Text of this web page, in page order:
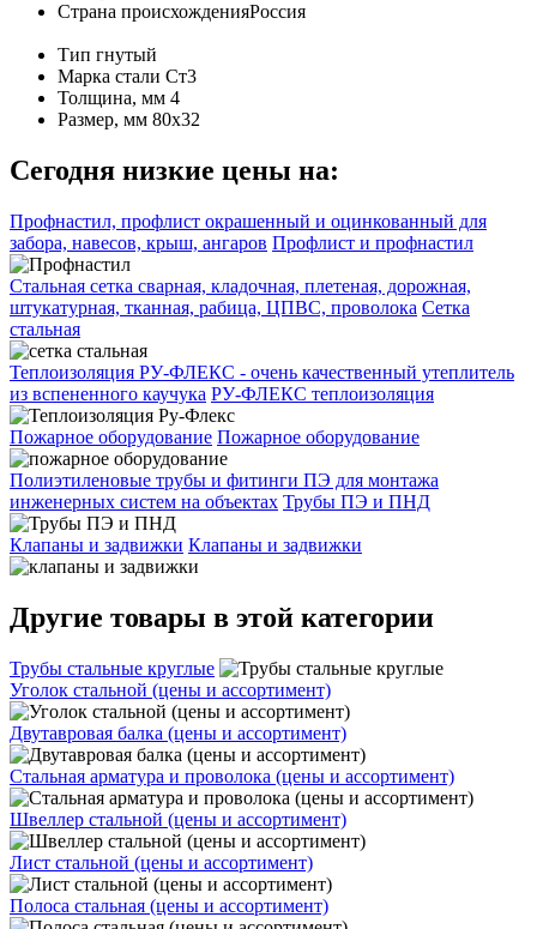
Страна происхожденияРоссия
Тип гнутый
Марка стали Ст3
Толщина, мм 4
Размер, мм 80х32
Сегодня низкие цены на:
Профнастил, профлист окрашенный и оцинкованный для
забора, навесов, крыш, ангаров Профлист и профнастил
Стальная сетка сварная, кладочная, плетеная, дорожная,
штукатурная, тканная, рабица, ЦПВС, проволока Сетка
стальная
Теплоизоляция РУ-ФЛЕКС - очень качественный утеплитель
из вспененного каучука РУ-ФЛЕКС теплоизоляция
Пожарное оборудование Пожарное оборудование
Полиэтиленовые трубы и фитинги ПЭ для монтажа
инженерных систем на объектах Трубы ПЭ и ПНД
Клапаны и задвижки Клапаны и задвижки
Другие товары в этой категории
Трубы стальные круглые
Уголок стальной (цены и ассортимент)
Двутавровая балка (цены и ассортимент)
Стальная арматура и проволока (цены и ассортимент)
Швеллер стальной (цены и ассортимент)
Лист стальной (цены и ассортимент)
Полоса стальная (цены и ассортимент)